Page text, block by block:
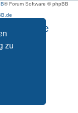
zu
® Forum Software © phpBB